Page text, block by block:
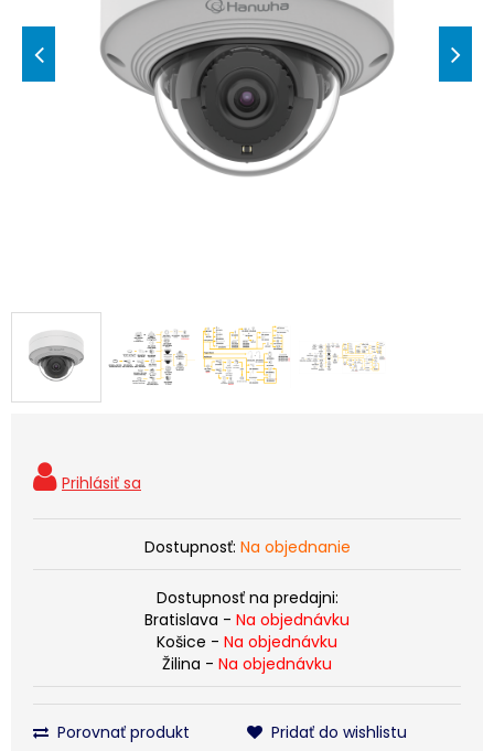
Dostupnosť: Na objednanie
Dostupnosť na predajni:
Bratislava - Na objednávku
Košice - Na objednávku
Žilina - Na objednávku
Porovnať produkt Pridať do wishlistu